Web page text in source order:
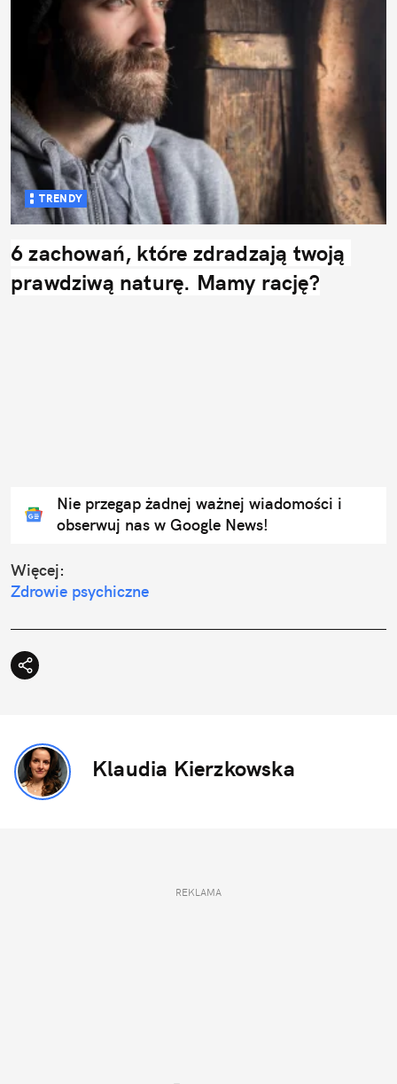
TRENDY
6 zachowań, które zdradzają twoją
prawdziwą naturę. Mamy rację?
Nie przegap żadnej ważnej wiadomości i
obserwuj nas w Google News!
Więcej:
Zdrowie psychiczne
Klaudia Kierzkowska
REKLAMA